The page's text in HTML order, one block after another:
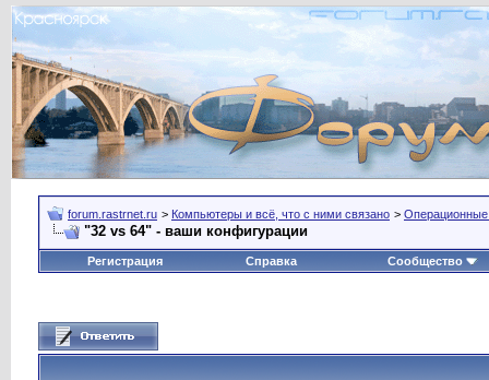
forum.rastrnet.ru > Компьютеры и всё, что с ними связано >
"32 vs 64" - ваши конфигурации
Регистрация Справка Сообщество